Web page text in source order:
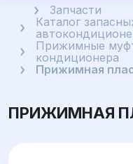
ГлавнаяЗапчасти
Каталог
Прижимные
кондиционера
Прижимная
ПРИЖИМНАЯ